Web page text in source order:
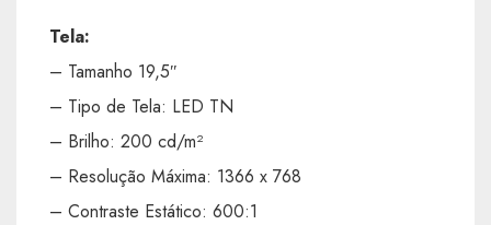
Tela:
– Tamanho 19,5″
– Tipo de Tela: LED TN
– Brilho: 200 cd/m²
– Resolução Máxima: 1366 x 768
– Contraste Estático: 600:1